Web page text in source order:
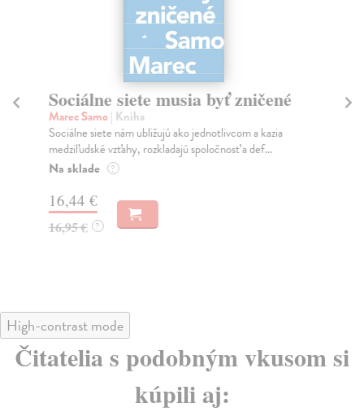
Sociálne siete musia byť zničené
Marec Samo| Kniha
Sociálne siete nám ubližujú ako jednotlivcom a kazia
medziľudské vzťahy, rozkladajú spoločnosť a def...
Na sklade ?
16,44 €
16,95 € ?
High-contrast mode
Čitatelia s podobným vkusom si
kúpili aj: